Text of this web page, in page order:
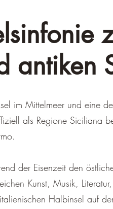
antiken
im Mittelmeer und eine
als Regione Siciliana
der Eisenzeit den
Kunst, Musik,
Halbinsel auf